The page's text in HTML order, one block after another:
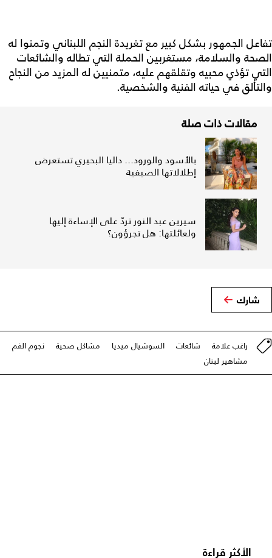
تفاعل الجمهور بشكل كبير مع تغريدة النجم اللبناني وتمنوا له
الصحة والسلامة، مستغربين الحملة التي تطاله والشائعات
التي تؤذي محبيه وتقلقهم عليه، متمنيين له المزيد من النجاح
والتألق في حياته الفنية والشخصية.
مقالات ذات صلة
بالأسود والورود... داليا البحيري تستعرض
إطلالاتها الصيفية
سيرين عبد النور تردّ على الإساءة إليها
ولعائلتها: هل تجرؤون؟
شارك
راغب علامة شائعات السوشيال ميديا مشاكل صحية
نجوم الفم
مشاهير لبنان
الأكثر قراءة